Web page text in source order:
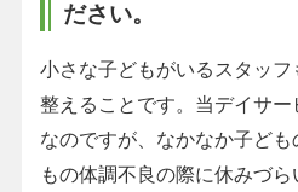
ださい。
小さな子どもがいるスタッ
整えることです。当デイサ
なのですが、なかなか子ど
もの体調不良の際に休みづ